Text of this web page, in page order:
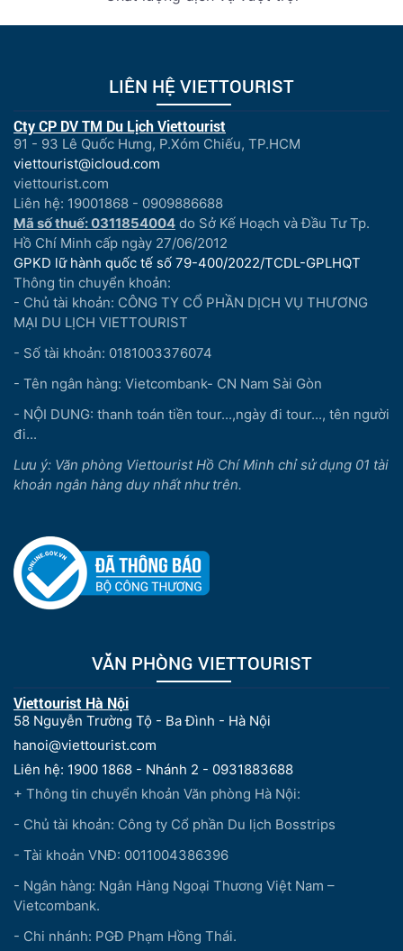
LIÊN HỆ VIETTOURIST
Cty CP DV TM Du Lịch Viettourist
91 - 93 Lê Quốc Hưng, P.Xóm Chiếu, TP.HCM
viettourist@icloud.com
viettourist.com
Liên hệ: 19001868 - 0909886688
Mã số thuế: 0311854004 do Sở Kế Hoạch và Đầu Tư Tp.
Hồ Chí Minh cấp ngày 27/06/2012
GPKD lữ hành quốc tế số 79-400/2022/TCDL-GPLHQT
Thông tin chuyển khoản:
- Chủ tài khoản: CÔNG TY CỔ PHẦN DỊCH VỤ THƯƠNG
MẠI DU LỊCH VIETTOURIST
- Số tài khoản: 0181003376074
- Tên ngân hàng: Vietcombank- CN Nam Sài Gòn
- NỘI DUNG: thanh toán tiền tour...,ngày đi tour..., tên người
đi...
Lưu ý: Văn phòng Viettourist Hồ Chí Minh chỉ sử dụng 01 tài
khoản ngân hàng duy nhất như trên.
VĂN PHÒNG VIETTOURIST
Viettourist Hà Nội
58 Nguyễn Trường Tộ - Ba Đình - Hà Nội
hanoi@viettourist.com
Liên hệ: 1900 1868 - Nhánh 2 - 0931883688
+ Thông tin chuyển khoản Văn phòng Hà Nội:
- Chủ tài khoản: Công ty Cổ phần Du lịch Bosstrips
- Tài khoản VNĐ: 0011004386396
- Ngân hàng: Ngân Hàng Ngoại Thương Việt Nam –
Vietcombank.
- Chi nhánh: PGĐ Phạm Hồng Thái.